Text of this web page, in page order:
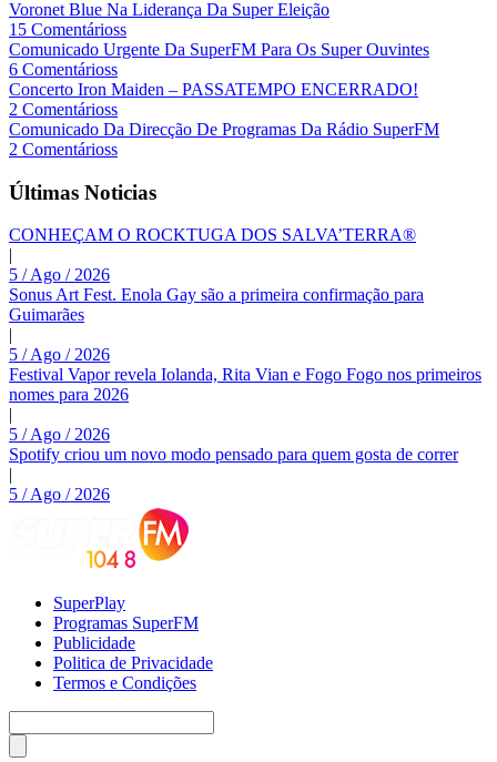
Voronet Blue Na Liderança Da Super Eleição
15 Comentárioss
Comunicado Urgente Da SuperFM Para Os Super Ouvintes
6 Comentárioss
Concerto Iron Maiden – PASSATEMPO ENCERRADO!
2 Comentárioss
Comunicado Da Direcção De Programas Da Rádio SuperFM
2 Comentárioss
Últimas Noticias
CONHEÇAM O ROCKTUGA DOS SALVA’TERRA®
|
5 / Ago / 2026
Sonus Art Fest. Enola Gay são a primeira confirmação para
Guimarães
|
5 / Ago / 2026
Festival Vapor revela Iolanda, Rita Vian e Fogo Fogo nos primeiros
nomes para 2026
|
5 / Ago / 2026
Spotify criou um novo modo pensado para quem gosta de correr
|
5 / Ago / 2026
SuperPlay
Programas SuperFM
Publicidade
Politica de Privacidade
Termos e Condições